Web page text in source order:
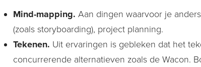
Mind-mapping. Aan dingen waarvoor je
(zoals storyboarding), project planning.
Tekenen. Uit ervaringen is gebleken dat het
concurrerende alternatieven zoals de Wacon.